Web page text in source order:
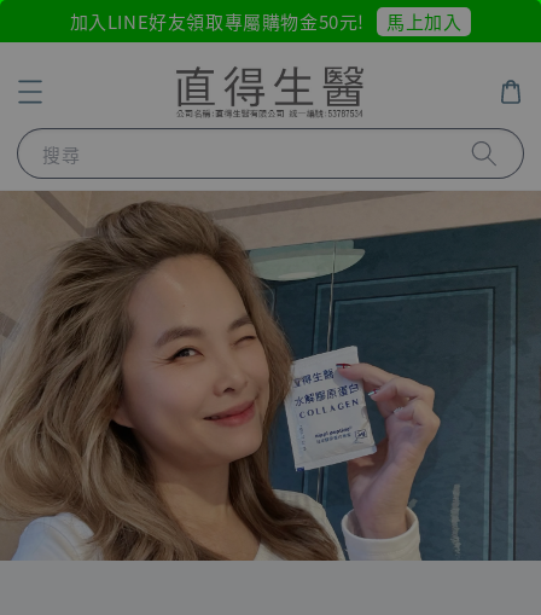
加入LINE好友領取專屬購物金50元! 馬上加入
搜尋